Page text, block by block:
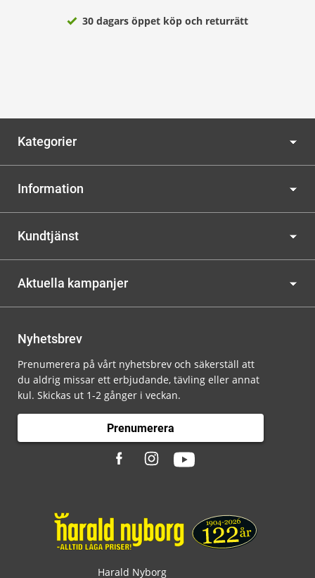
30 dagars öppet köp och returrätt
Kategorier
Information
Kundtjänst
Aktuella kampanjer
Nyhetsbrev
Prenumerera på vårt nyhetsbrev och säkerställ att
du aldrig missar ett erbjudande, tävling eller annat
kul. Skickas ut 1-2 gånger i veckan.
Prenumerera
Harald Nyborg